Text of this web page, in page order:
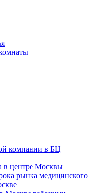
компании в БЦ
в центре Москвы
рынка медицинского